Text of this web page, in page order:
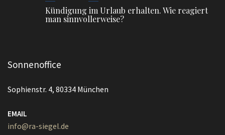
Kündigung im Urlaub erhalten. Wie reagiert
man sinnvollerweise?
Sonnenoffice
Sophienstr. 4, 80334 München
EMAIL
info@ra-siegel.de